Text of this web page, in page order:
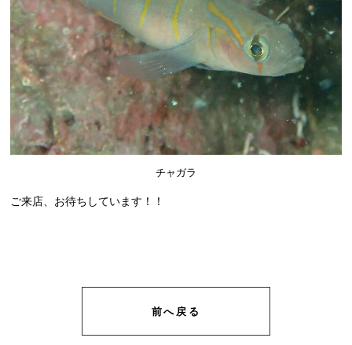
チャガラ
ご来店、お待ちしています！！
前へ戻る